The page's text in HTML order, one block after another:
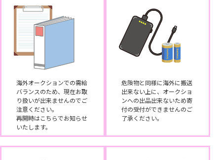
海外オークションでの需給
バランスのため、現在お取
り扱いが出来ませんのでご
注意ください。
再開時はこちらでお知らせ
いたします。
危険物と同様に海外に搬送
出来ない上に、オークショ
ンへの出品出来ないため寄
付の受付ができませんのご
了承ください。